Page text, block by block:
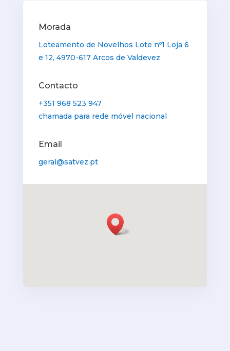
Morada
Loteamento de Novelhos Lote nº1 Loja 6
e 12, 4970-617 Arcos de Valdevez
Contacto
+351 968 523 947
chamada para rede móvel nacional
Email
geral@satvez.pt